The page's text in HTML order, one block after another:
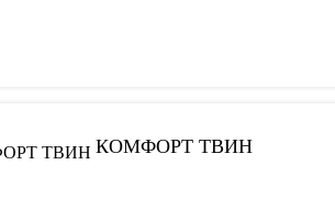
КОМФОРТ ТВИН